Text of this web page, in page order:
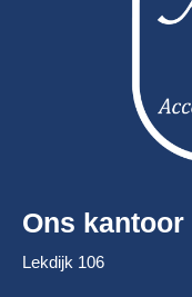
Ons kantoor
Lekdijk 106